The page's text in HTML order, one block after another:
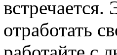
отработать